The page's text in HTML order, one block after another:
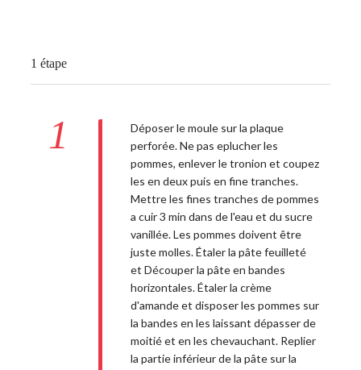
1 étape
1
Déposer le moule sur la plaque
perforée. Ne pas eplucher les
pommes, enlever le tronion et coupez
les en deux puis en fine tranches.
Mettre les fines tranches de pommes
a cuir 3 min dans de l'eau et du sucre
vanillée. Les pommes doivent être
juste molles. Étaler la pâte feuilleté
et Découper la pâte en bandes
horizontales. Étaler la crème
d'amande et disposer les pommes sur
la bandes en les laissant dépasser de
moitié et en les chevauchant. Replier
la partie inférieur de la pâte sur la